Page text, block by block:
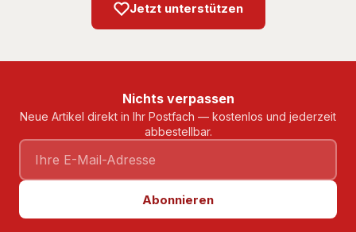
Jetzt unterstützen
Nichts verpassen
Neue Artikel direkt in Ihr Postfach — kostenlos und jederzeit
abbestellbar.
Abonnieren